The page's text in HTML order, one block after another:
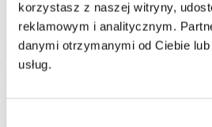
korzystasz z naszej witryny,
reklamowym i analitycznym.
danymi otrzymanymi od Ciebie
usług.